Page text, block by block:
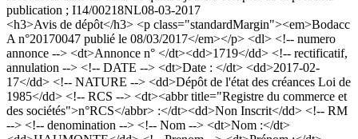
publication ; I14/00218NL08-03-2017
<h3>Avis de dépôt</h3> <p class="standardMargin"><em>Bodacc
A n°20170047 publié le 08/03/2017</em></p> <dl> <!-- numero
annonce --> <dt>Annonce n° </dt><dd>1719</dd> <!-- rectificatif,
annulation --> <!-- DATE --> <dt>Date : </dt> <dd>2017-02-
17</dd> <!-- NATURE --> <dd>Dépôt de l'état des créances Loi de
1985</dd> <!-- RCS --> <dt><abbr title="Registre du commerce et
des sociétés">n°RCS</abbr> :</dt><dd>Non Inscrit</dd> <!-- RM
--> <!-- denomination --> <!-- Nom --> <dt>Nom :</dt>